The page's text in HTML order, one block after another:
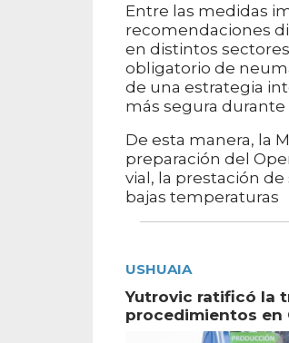
Entre las medidas
recomendaciones
en distintos
obligatorio de
de una estrategia
más segura
De esta manera, la
preparación del
vial, la prestación
bajas temperaturas
USHUAIA
Yutrovic ratificó la
procedimientos en